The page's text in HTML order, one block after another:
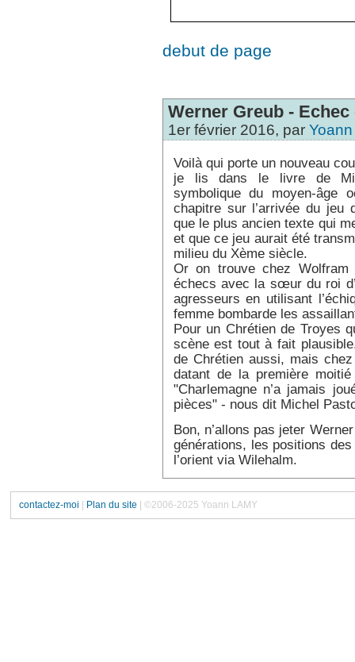
debut de page
Werner Greub - Echec
1er février 2016, par Yoann
Voilà qui porte un nouveau
je lis dans le livre de
symbolique du moyen-âge
chapitre sur l’arrivée du jeu
que le plus ancien texte qui
et que ce jeu aurait été
milieu du Xème siècle.
Or on trouve chez
échecs avec la sœur du roi
agresseurs en utilisant
femme bombarde les
Pour un Chrétien de Troyes
scène est tout à fait
de Chrétien aussi, mais
datant de la première
"Charlemagne n’a jamais
pièces" - nous dit Michel
Bon, n’allons pas jeter
générations, les positions
l’orient via Wilehalm.
contactez-moi | Plan du site | ©2006-2025 Yoann LAMY